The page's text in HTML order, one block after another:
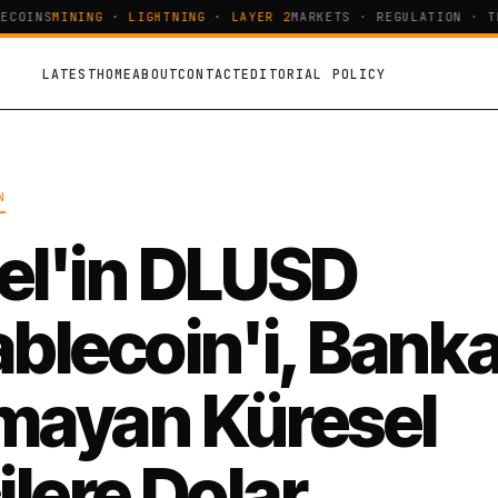
MINING · LIGHTNING · LAYER 2 MARKETS · REGULATION ·
LATESTHOMEABOUTCONTACTEDITORIAL POLICY
DLUSD
Küresel